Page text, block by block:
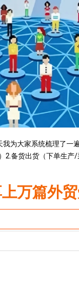
为大家系统梳理了
2.备货出货（下单生
万篇外